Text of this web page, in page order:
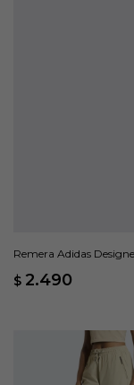
Remera Adidas
$ 2.490